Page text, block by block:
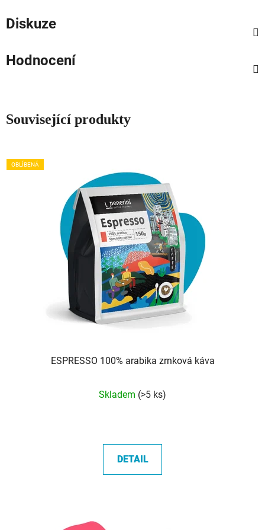
Diskuze
Hodnocení
Související produkty
OBLÍBENÁ
ESPRESSO 100% arabika zrnková káva
hodnocení
5,0
z
Skladem (>5 ks)
DETAIL